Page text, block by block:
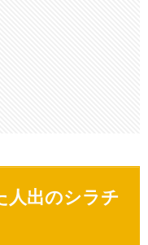
人出のシラチ